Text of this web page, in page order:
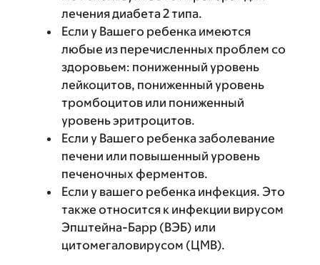
лечения диабета 2 типа.
Если у Вашего ребенка имеются
любые из перечисленных проблем со
здоровьем: пониженный уровень
лейкоцитов, пониженный уровень
тромбоцитов или пониженный
уровень эритроцитов.
Если у Вашего ребенка заболевание
печени или повышенный уровень
печеночных ферментов.
Если у вашего ребенка инфекция. Это
также относится к инфекции вирусом
Эпштейна-Барр (ВЭБ) или
цитомегаловирусом (ЦМВ).